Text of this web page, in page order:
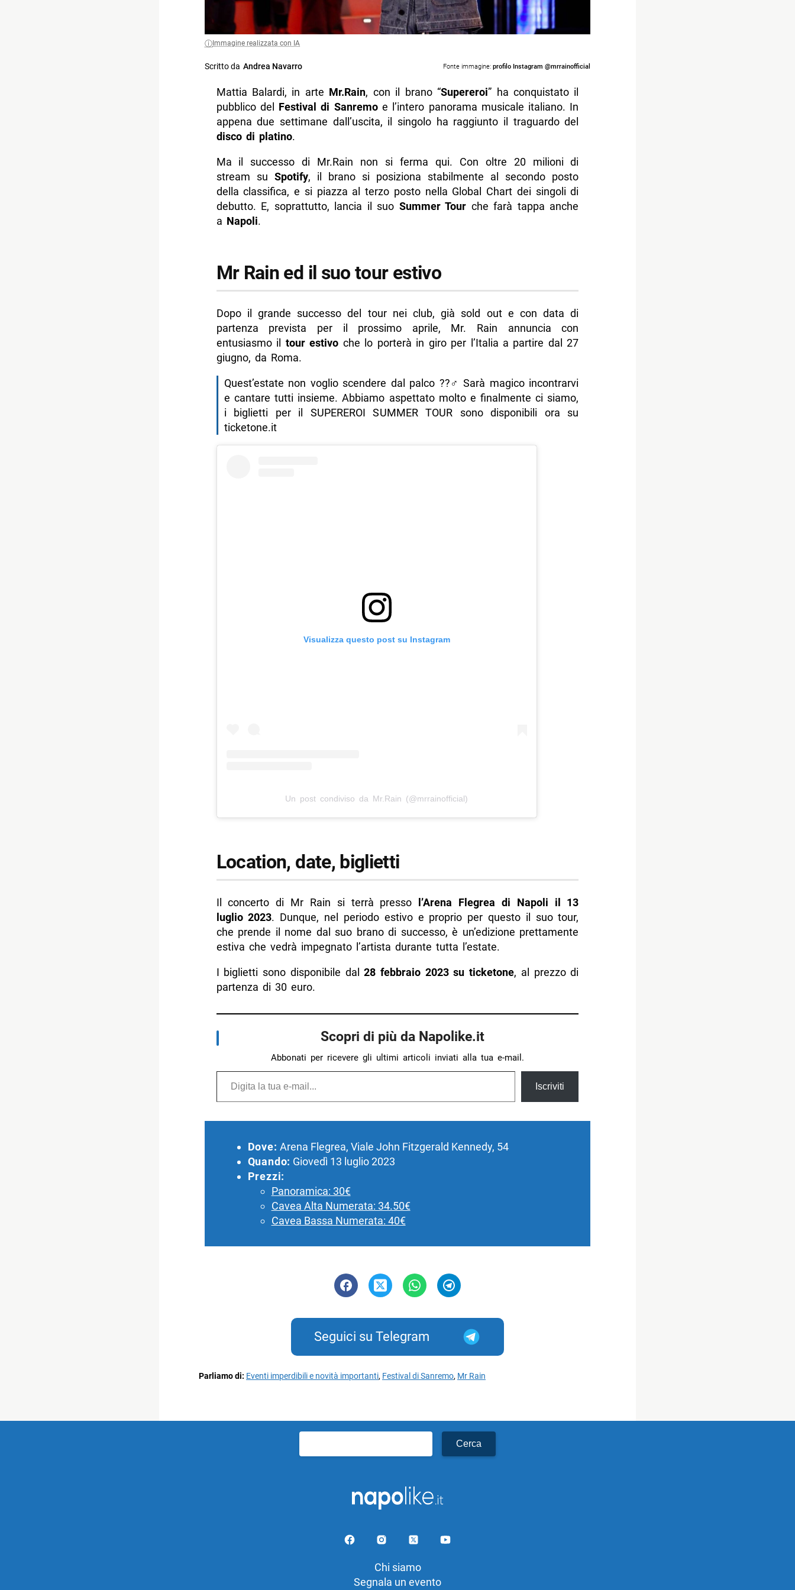
Immagine realizzata con IA
Scritto da Andrea Navarro Fonte immagine: profilo Instagram @mrrainofficial
Mattia Balardi, in arte Mr.Rain, con il brano “Supereroi” ha conquistato il
pubblico del Festival di Sanremoe l’intero panorama musicale italiano. In
appena due settimane dall’uscita, il singolo ha raggiunto il traguardo del
disco di platino.
Ma il successo di Mr.Rain non si ferma qui. Con oltre 20 milioni di
stream su Spotify, il brano si posiziona stabilmente al secondo posto
della classifica, e si piazza al terzo posto nella Global Chart dei singoli di
debutto. E, soprattutto, lancia il suo Summer Tour che farà tappa anche
a Napoli.
Mr Rain ed il suo tour estivo
Dopo il grande successo del tour nei club, già sold out e con data di
partenza prevista per il prossimo aprile, Mr. Rain annuncia con
entusiasmo il tour estivo che lo porterà in giro per l’Italia a partire dal 27
giugno, da Roma.
Quest’estate non voglio scendere dal palco ??‍♂️ Sarà magico incontrarvi
e cantare tutti insieme. Abbiamo aspettato molto e finalmente ci siamo,
i biglietti per il SUPEREROI SUMMER TOUR sono disponibili ora su
ticketone.it
Visualizza questo post su Instagram
Un post condiviso da Mr.Rain (@mrrainofficial)
Location, date, biglietti
Il concerto di Mr Rain si terrà presso l’Arena Flegrea di Napoli il 13
luglio 2023. Dunque, nel periodo estivo e proprio per questo il suo tour,
che prende il nome dal suo brano di successo, è un’edizione prettamente
estiva che vedrà impegnato l’artista durante tutta l’estate.
I biglietti sono disponibile dal 28 febbraio 2023 su ticketone, al prezzo di
partenza di 30 euro.
Scopri di più da Napolike.it
Abbonati per ricevere gli ultimi articoli inviati alla tua e-mail.
Digita la tua e-mail...
Iscriviti
Dove: Arena Flegrea, Viale John Fitzgerald Kennedy, 54
Quando: Giovedì 13 luglio 2023
Prezzi:
Panoramica: 30€
Cavea Alta Numerata: 34.50€
Cavea Bassa Numerata: 40€
Seguici su Telegram
Parliamo di: Eventi imperdibili e novità importanti, Festival di Sanremo, Mr Rain
per:
Chi siamo
Segnala un evento